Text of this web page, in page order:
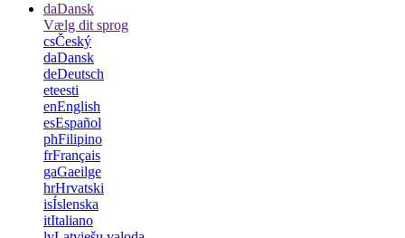
daDansk
Vælg dit sprog
csČeský
daDansk
deDeutsch
eteesti
enEnglish
esEspañol
phFilipino
frFrançais
gaGaeilge
hrHrvatski
isÍslenska
itItaliano